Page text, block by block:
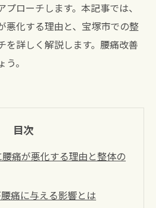
ローチします。本記事では、
悪化する理由と、宝塚市での整
を詳しく解説します。腰痛改善
。
目次
痛が悪化する理由と整体の
痛に与える影響とは